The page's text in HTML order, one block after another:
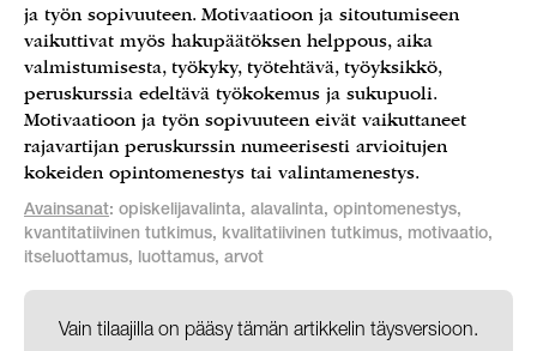
ja työn sopivuuteen. Motivaatioon ja sitoutumiseen
vaikuttivat myös hakupäätöksen helppous, aika
valmistumisesta, työkyky, työtehtävä, työyksikkö,
peruskurssia edeltävä työkokemus ja sukupuoli.
Motivaatioon ja työn sopivuuteen eivät vaikuttaneet
rajavartijan peruskurssin numeerisesti arvioitujen
kokeiden opintomenestys tai valintamenestys.
Avainsanat: opiskelijavalinta, alavalinta, opintomenestys,
kvantitatiivinen tutkimus, kvalitatiivinen tutkimus, motivaatio,
itseluottamus, luottamus, arvot
Vain tilaajilla on pääsy tämän artikkelin täysversioon.